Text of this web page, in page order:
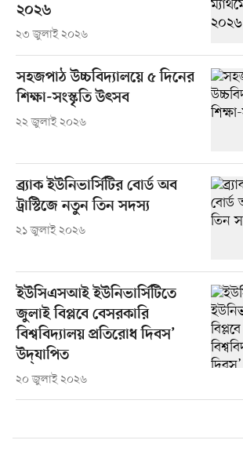
২০২৬
২৩ জুলাই ২০২৬
সহজপাঠ উচ্চবিদ্যালয়ে ৫ দিনের
শিক্ষা-সংস্কৃতি উৎসব
২২ জুলাই ২০২৬
ব্র্যাক ইউনিভার্সিটির বোর্ড অব
ট্রাস্টিজে নতুন তিন সদস্য
২১ জুলাই ২০২৬
ইউসিএসআই ইউনিভার্সিটিতে
জুলাই বিপ্লবে বেসরকারি
বিশ্ববিদ্যালয় প্রতিরোধ দিবস’
উদ্‌যাপিত
২০ জুলাই ২০২৬